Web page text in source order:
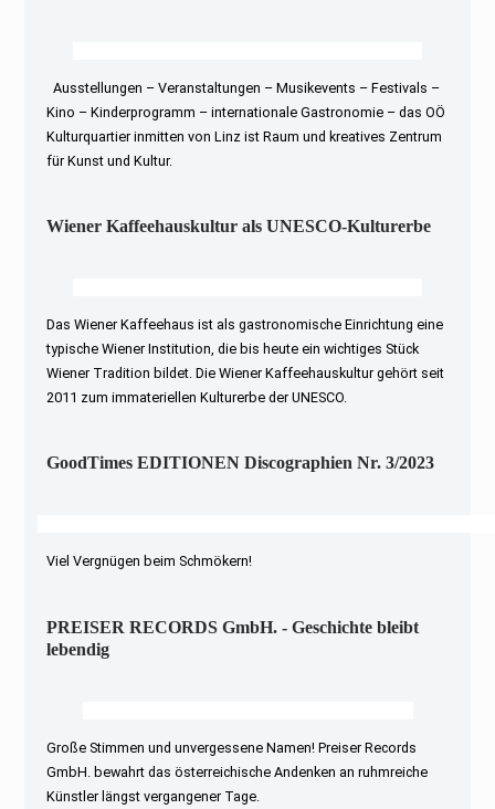
Ausstellungen – Veranstaltungen – Musikevents – Festivals –
Kino – Kinderprogramm – internationale Gastronomie – das OÖ
Kulturquartier inmitten von Linz ist Raum und kreatives Zentrum
für Kunst und Kultur.
Wiener Kaffeehauskultur als UNESCO-Kulturerbe
Das Wiener Kaffeehaus ist als gastronomische Einrichtung eine
typische Wiener Institution, die bis heute ein wichtiges Stück
Wiener Tradition bildet. Die Wiener Kaffeehauskultur gehört seit
2011 zum immateriellen Kulturerbe der UNESCO.
GoodTimes EDITIONEN Discographien Nr. 3/2023
Viel Vergnügen beim Schmökern!
PREISER RECORDS GmbH. - Geschichte bleibt
lebendig
Große Stimmen und unvergessene Namen! Preiser Records
GmbH. bewahrt das österreichische Andenken an ruhmreiche
Künstler längst vergangener Tage.